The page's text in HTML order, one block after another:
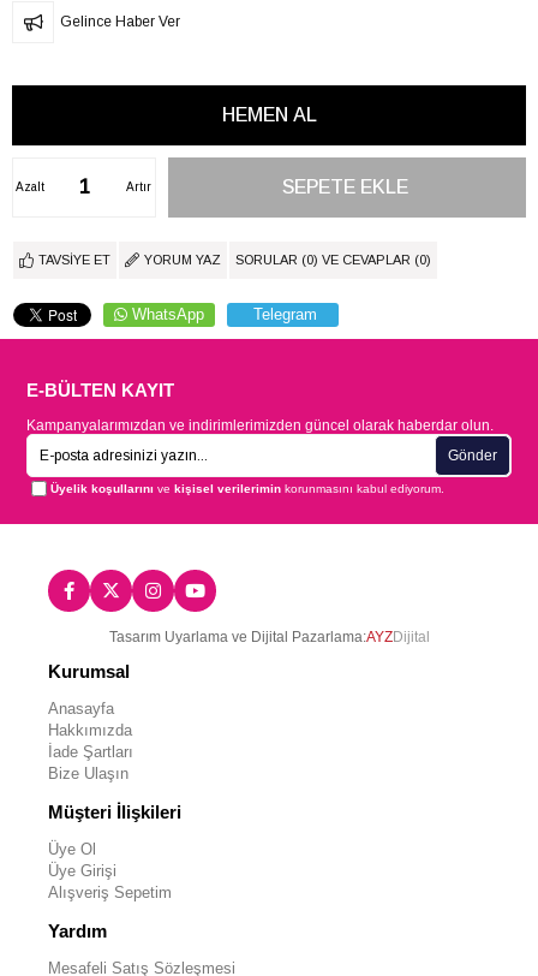
Gelince Haber Ver
Artır
Azalt
TAVSIYE ET YORUM YAZ SORULAR (0) VE CEVAPLAR (0)
WhatsApp Telegram
E-BÜLTEN KAYIT
Kampanyalarımızdan ve indirimlerimizden güncel olarak haberdar olun.
Gönder
Üyelik koşullarını vekişisel verilerimin korunmasını kabul ediyorum.
Tasarım Uyarlama ve Dijital Pazarlama:AYZDijital
Kurumsal
Anasayfa
Hakkımızda
İade Şartları
Bize Ulaşın
Müşteri İlişkileri
Üye Ol
Üye Girişi
Alışveriş Sepetim
Yardım
Mesafeli Satış Sözleşmesi